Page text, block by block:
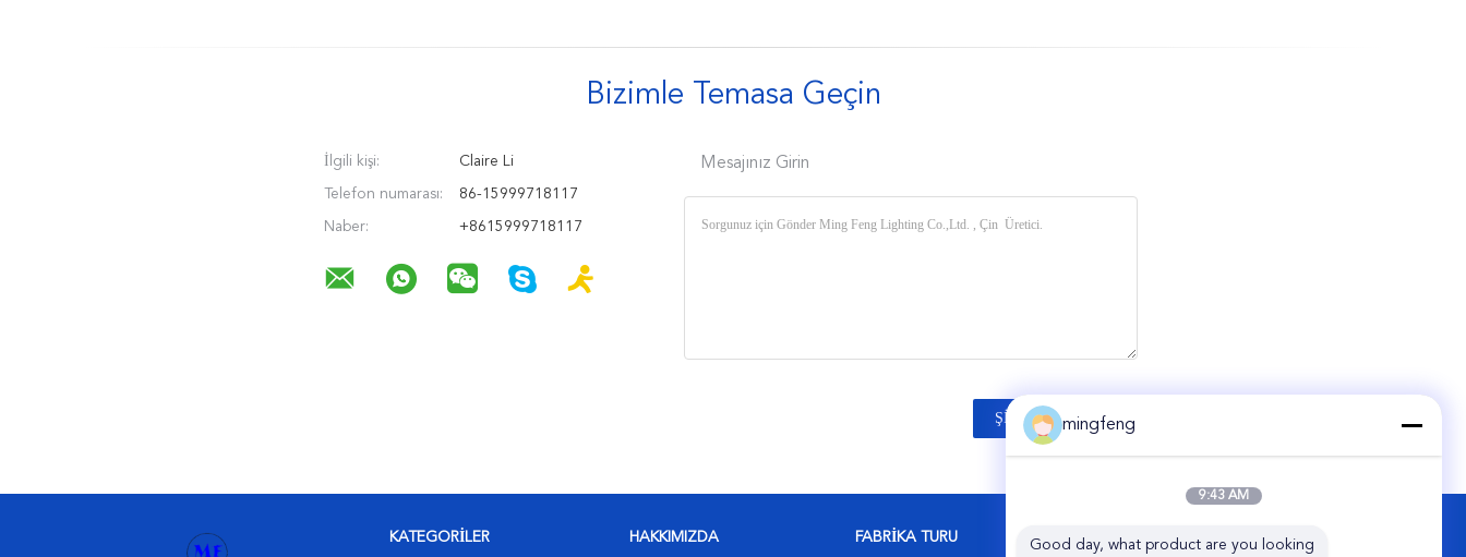
Bizimle Temasa Geçin
İlgili kişi: Claire Li
Telefon numarası: 86-15999718117
Naber: +8615999718117
Mesajınız Girin
KATEGORILER HAKKIMIZDA FABRIKA TURU BIZE ULAŞIN
mingfeng
9:43 AM
Good day, what product are you looking